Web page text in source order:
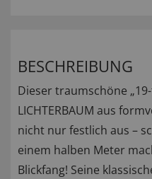
BESCHREIBUNG
Dieser traumschöne „19-
LICHTERBAUM aus
nicht nur festlich aus –
einem halben Meter
Blickfang! Seine